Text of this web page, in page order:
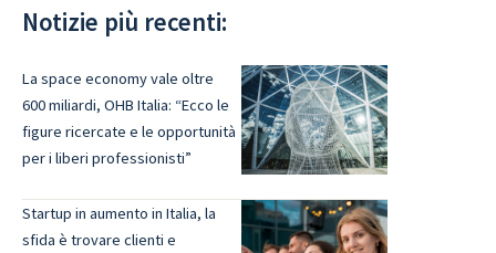
Notizie più recenti:
La space economy vale oltre
600 miliardi, OHB Italia: “Ecco le
figure ricercate e le opportunità
per i liberi professionisti”
Startup in aumento in Italia, la
sfida è trovare clienti e